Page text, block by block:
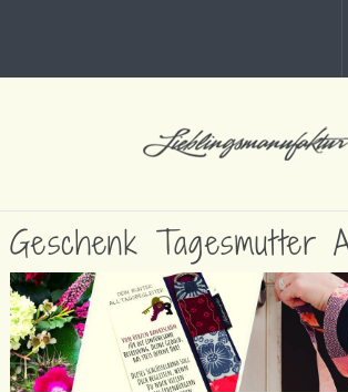
Geschenk Tagesmutter